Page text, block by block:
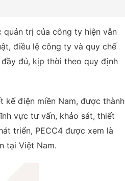
quản trị của công ty hiện vẫn
điều lệ công ty và quy chế
đủ, kịp thời theo quy định
kế điện miền Nam, được thành
vực tư vấn, khảo sát, thiết
triển, PECC4 được xem là
tại Việt Nam.